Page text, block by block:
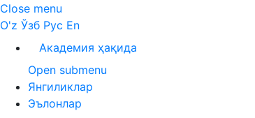
Close menu
O'z Ўзб Рус En
Академия ҳақида
Open submenu
Янгиликлар
Эълонлар